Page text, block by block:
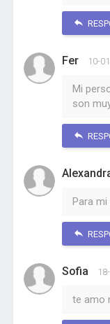
Fer 10-
Mi
son
Para
Sofia
te amo